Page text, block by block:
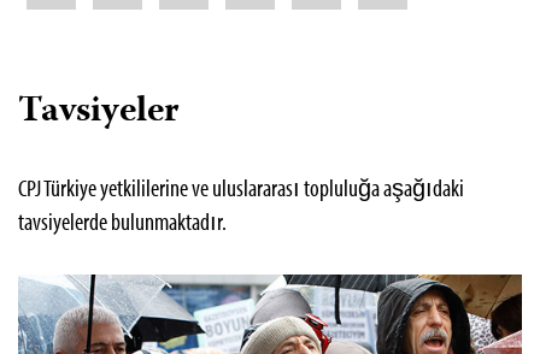
Tavsiyeler
CPJ Türkiye yetkililerine ve uluslararası topluluğa aşağıdaki
tavsiyelerde bulunmaktadır.